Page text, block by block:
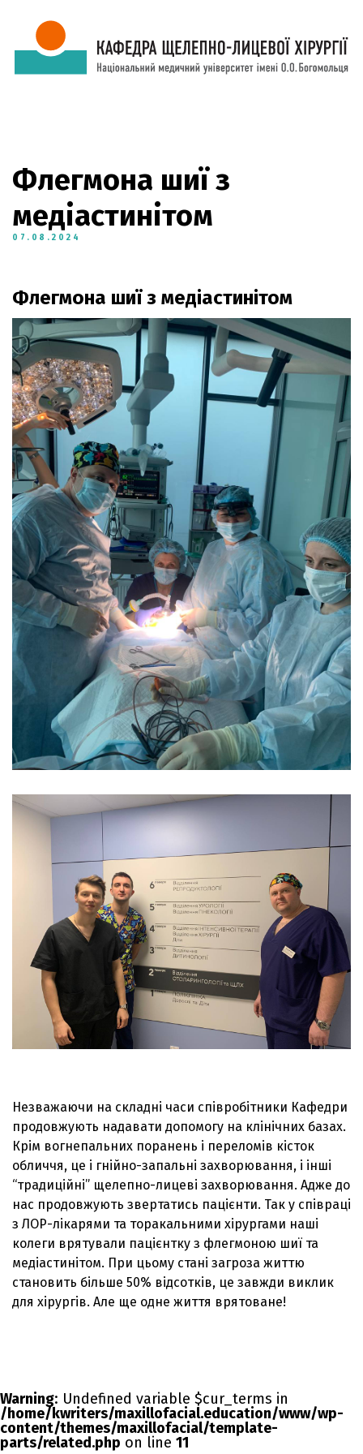
Флегмона шиї з
медіастинітом
07.08.2024
Флегмона шиї з медіастинітом
Незважаючи на складні часи співробітники Кафедри
продовжують надавати допомогу на клінічних базах.
Крім вогнепальних поранень і переломів кісток
обличчя, це і гнійно-запальні захворювання, і інші
“традиційні” щелепно-лицеві захворювання. Адже до
нас продовжують звертатись пацієнти. Так у співраці
з ЛОР-лікарями та торакальними хірургами наші
колеги врятували пацієнтку з флегмоною шиї та
медіастинітом. При цьому стані загроза життю
становить більше 50% відсотків, це завжди виклик
для хірургів. Але ще одне життя врятоване!
Warning: Undefined variable $cur_terms in
/home/kwriters/maxillofacial.education/www/wp-
content/themes/maxillofacial/template-
parts/related.php on line 11